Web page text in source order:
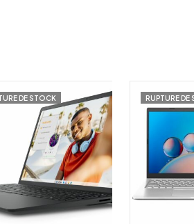
DE STOCK RUPTURE DE